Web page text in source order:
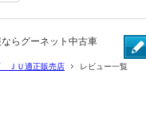
らグーネット中古車
ＪＵ適正販売店 レビュー一覧